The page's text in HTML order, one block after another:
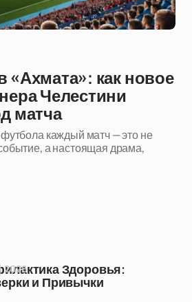
«Ахмата»: как новое
Челестини
матча
каждый матч — это не
а настоящая драма,
Здоровья:
и Привычки
2026